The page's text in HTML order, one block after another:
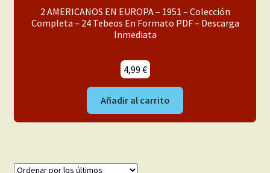
2 AMERICANOS EN EUROPA – 1951 – Colección
Completa – 24 Tebeos En Formato PDF – Descarga
Inmediata
4,99 €
Añadir al carrito